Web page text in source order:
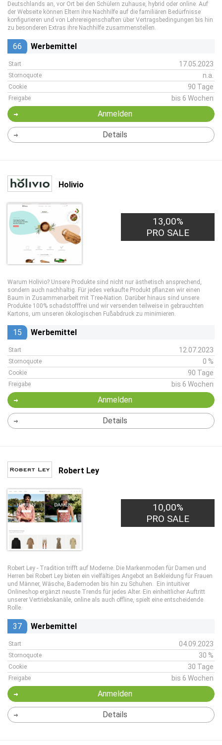
Deutschlands an, vor Ort bei den Schülern zuhause, hybrid oder online. Auf
der Webseite können Eltern ihre Nachhilfe auf die familiären Bedürfnisse
konfigurieren und von Lehrereigenschaften über Vertragsbedingungen bis hin
zu besonderen Extras ihre Nachhilfe zusammenstellen.
66 Werbemittel
Start 17.05.2023
Stornoquote n.a.
Cookie 90 Tage
Freigabe bis 6 Wochen
Anmelden
Details
Holivio
13,00%
PRO SALE
Warum Holivio? Unsere Produkte sind nicht nur ästhetisch ansprechend,
sondern auch nachhaltig. Für jedes verkaufte Produkt pflanzen wir einen
Baum in Zusammenarbeit mit Tree-Nation. Darüber hinaus sind unsere
Produkte 100% schadstofffrei und wir versenden teilweise in gebrauchten
Kartons, um unseren ökologischen Fußabdruck zu minimieren.
15 Werbemittel
Start 12.07.2023
Stornoquote 0 %
Cookie 90 Tage
Freigabe bis 6 Wochen
Anmelden
Details
Robert Ley
10,00%
PRO SALE
Robert Ley - Tradition trifft auf Moderne. Die Markenmoden für Damen und
Herren bei Robert Ley bieten ein vielfältiges Angebot an Bekleidung für Frauen
und Männer, Wäsche, Bademoden bis hin zu Schuhen. Ein intuitiver
Onlineshop ergänzt neuste Trends für jedes Alter. Ein einheitlicher Auftritt
unserer Vertriebskanäle, online als auch offline, spielt eine entscheidende
Rolle.
37 Werbemittel
Start 04.09.2023
Stornoquote 30 %
Cookie 30 Tage
Freigabe bis 6 Wochen
Anmelden
Details